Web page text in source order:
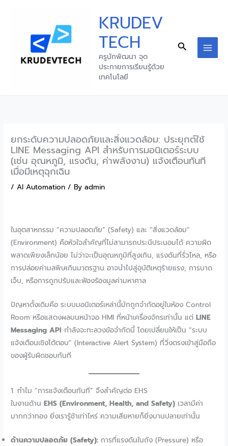
KRUDEV
TECH
ครูนักพัฒนา จุด
ประกายการเรียนรู้ด้วย
เทคโนโลยี
Search
ยกระดับความปลอดภัยและสิ่งแวดล้อม: ประยุกต์ใช้
LINE Messaging API สำหรับการมอนิเตอร์ระบบ
(เช่น อุณหภูมิ, แรงดัน, ค่าพลังงาน) แจ้งเตือนทันที
เมื่อมีเหตุฉุกเฉิน
/AI Automation / Byadmin
ในอุตสาหกรรม “ความปลอดภัย” (Safety) และ “สิ่งแวดล้อม”
(Environment) คือหัวใจสำคัญที่ไม่สามารถประนีประนอมได้ ความผิด
พลาดเพียงเล็กน้อย ไม่ว่าจะเป็นอุณหภูมิที่สูงเกิน, แรงดันที่รั่วไหล, หรือ
การปล่อยค่ามลพิษเกินมาตรฐาน อาจนำไปสู่อุบัติเหตุร้ายแรง, การบาด
เจ็บ, หรือการถูกปรับและฟ้องร้องมูลค่ามหาศาล
ปัญหาดั้งเดิมคือ ระบบมอนิเตอร์เหล่านี้มักถูกจำกัดอยู่ในห้อง Control
Room หรือแสดงผลบนหน้าจอ HMI ที่หน้าเครื่องจักรเท่านั้น แต่LINE
Messaging API กำลังจะทะลวงข้อจำกัดนี้ โดยเปลี่ยนให้เป็น “ระบบ
แจ้งเตือนเชิงโต้ตอบ” (Interactive Alert System) ที่วิ่งตรงเข้าสู่มือถือ
ของผู้รับผิดชอบทันที
1. ทำไม “การแจ้งเตือนทันที” จึงสำคัญต่อ EHS
ในงานด้านEHS (Environment, Health, and Safety) เวลามีค่า
มากกว่าทอง ยิ่งเรารู้ช้าเท่าไหร่ ความเสียหายก็ยิ่งบานปลายเท่านั้น
ด้านความปลอดภัย (Safety): การที่แรงดันในถัง (Pressure) หรือ